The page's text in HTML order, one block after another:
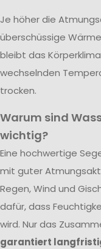
Je höher die
überschüssige
bleibt das
wechselnden
trocken.
Warum sind
wichtig?
Eine hochwertige
mit guter
Regen, Wind und
dafür, dass
wird. Nur das
garantiert